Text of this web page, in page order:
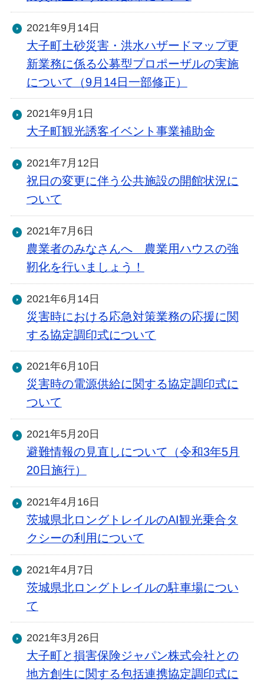
2021年9月14日
大子町土砂災害・洪水ハザードマップ更
新業務に係る公募型プロポーザルの実施
について（9月14日一部修正）
2021年9月1日
大子町観光誘客イベント事業補助金
2021年7月12日
祝日の変更に伴う公共施設の開館状況に
ついて
2021年7月6日
農業者のみなさんへ 農業用ハウスの強
靭化を行いましょう！
2021年6月14日
災害時における応急対策業務の応援に関
する協定調印式について
2021年6月10日
災害時の電源供給に関する協定調印式に
ついて
2021年5月20日
避難情報の見直しについて（令和3年5月
20日施行）
2021年4月16日
茨城県北ロングトレイルのAI観光乗合タ
クシーの利用について
2021年4月7日
茨城県北ロングトレイルの駐車場につい
て
2021年3月26日
大子町と損害保険ジャパン株式会社との
地方創生に関する包括連携協定調印式に